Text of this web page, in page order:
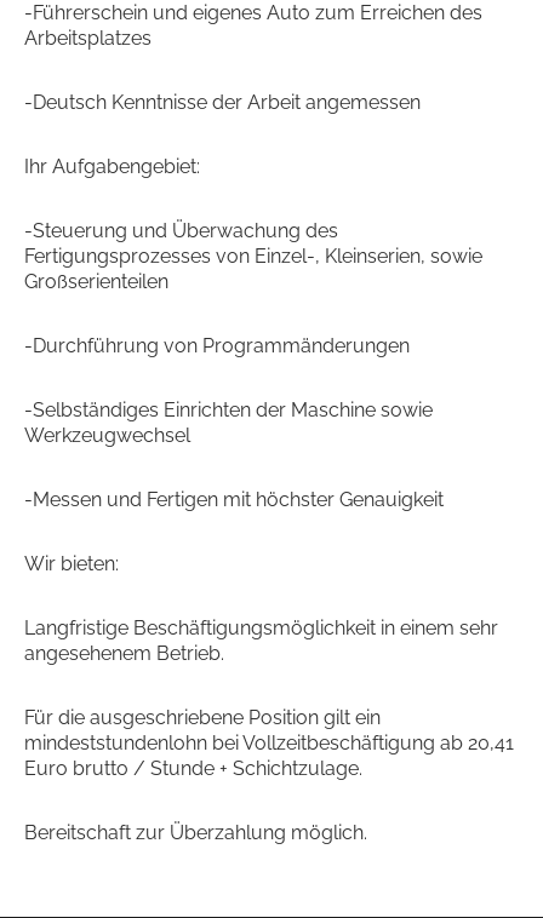
-Führerschein und eigenes Auto zum Erreichen des
Arbeitsplatzes
-Deutsch Kenntnisse der Arbeit angemessen
Ihr Aufgabengebiet:
-Steuerung und Überwachung des
Fertigungsprozesses von Einzel-, Kleinserien, sowie
Großserienteilen
-Durchführung von Programmänderungen
-Selbständiges Einrichten der Maschine sowie
Werkzeugwechsel
-Messen und Fertigen mit höchster Genauigkeit
Wir bieten:
Langfristige Beschäftigungsmöglichkeit in einem sehr
angesehenem Betrieb.
Für die ausgeschriebene Position gilt ein
mindeststundenlohn bei Vollzeitbeschäftigung ab 20,41
Euro brutto / Stunde + Schichtzulage.
Bereitschaft zur Überzahlung möglich.